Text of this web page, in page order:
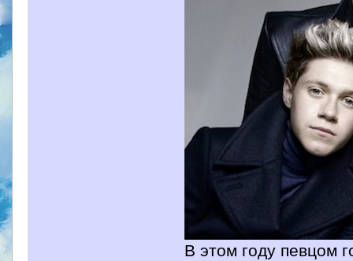
В этом году певцом